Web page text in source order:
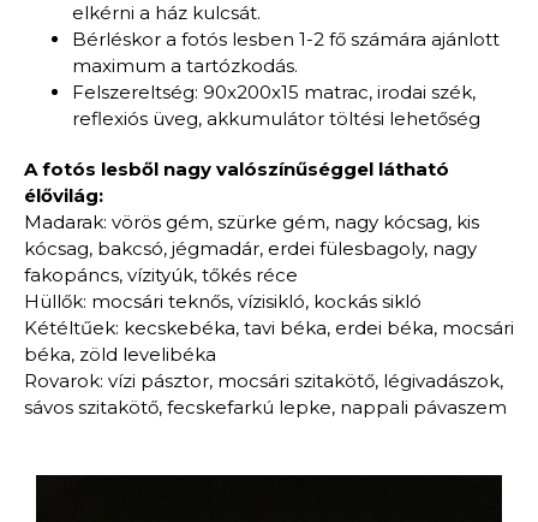
elkérni a ház kulcsát.
Bérléskor a fotós lesben 1-2 fő számára ajánlott
maximum a tartózkodás.
Felszereltség: 90x200x15 matrac, irodai szék,
reflexiós üveg, akkumulátor töltési lehetőség
A fotós lesből nagy valószínűséggel látható
élővilág:
Madarak: vörös gém, szürke gém, nagy kócsag, kis
kócsag, bakcsó, jégmadár, erdei fülesbagoly, nagy
fakopáncs, vízityúk, tőkés réce
Hüllők: mocsári teknős, vízisikló, kockás sikló
Kétéltűek: kecskebéka, tavi béka, erdei béka, mocsári
béka, zöld levelibéka
Rovarok: vízi pásztor, mocsári szitakötő, légivadászok,
sávos szitakötő, fecskefarkú lepke, nappali pávaszem